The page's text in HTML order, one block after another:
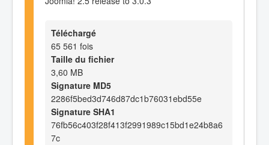
Téléchargé
65 561 fois
Taille du fichier
3,60 MB
Signature MD5
2286f5bed3d746d87dc1b76031ebd55e
Signature SHA1
76fb56c403f28f413f2991989c15bd1e24b8a6
7c